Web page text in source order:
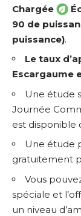
Chargée
90 de
puissance).
Le taux
Escargaume
Une étude
Journée
est disponible
Une étude
gratuitement
Vous
spéciale et
un niveau